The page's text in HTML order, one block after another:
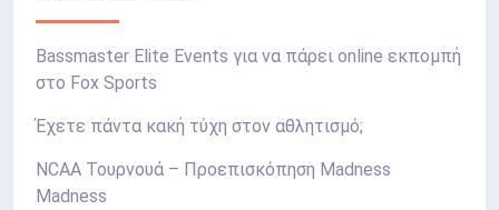
Bassmaster Elite Events για να πάρει online εκπομπή
στο Fox Sports
Έχετε πάντα κακή τύχη στον αθλητισμό;
NCAA Τουρνουά – Προεπισκόπηση Madness
Madness